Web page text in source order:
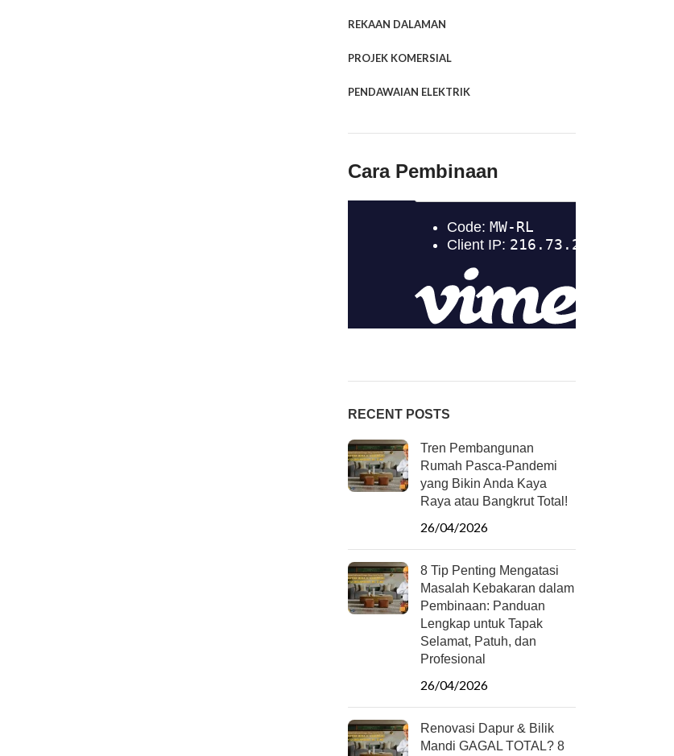
REKAAN DALAMAN
PROJEK KOMERSIAL
PENDAWAIAN ELEKTRIK
Cara Pembinaan
RECENT POSTS
Tren Pembangunan
Rumah Pasca-Pandemi
yang Bikin Anda Kaya
Raya atau Bangkrut Total!
26/04/2026
8 Tip Penting Mengatasi
Masalah Kebakaran dalam
Pembinaan: Panduan
Lengkap untuk Tapak
Selamat, Patuh, dan
Profesional
26/04/2026
Renovasi Dapur & Bilik
Mandi GAGAL TOTAL? 8